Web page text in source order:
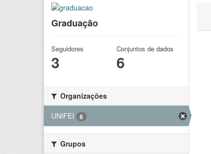
Graduação
Seguidores
3
Conjuntos de dados
6
Organizações
UNIFEI
6
Grupos